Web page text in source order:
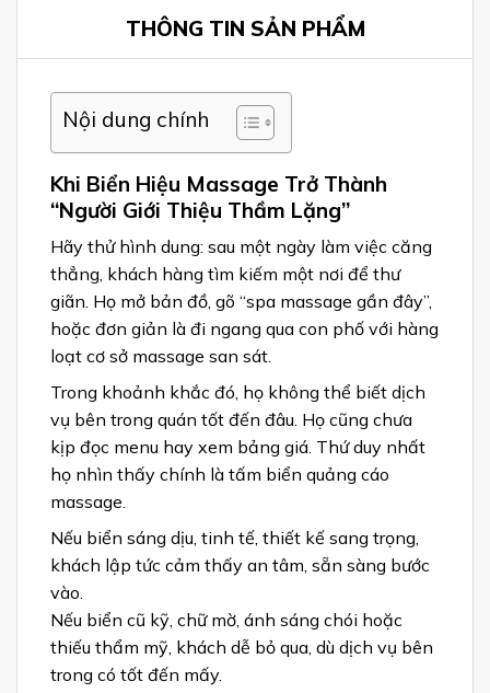
THÔNG TIN SẢN PHẨM
Nội dung chính
Khi Biển Hiệu Massage Trở Thành
“Người Giới Thiệu Thầm Lặng”
Hãy thử hình dung: sau một ngày làm việc căng
thẳng, khách hàng tìm kiếm một nơi để thư
giãn. Họ mở bản đồ, gõ “spa massage gần đây”,
hoặc đơn giản là đi ngang qua con phố với hàng
loạt cơ sở massage san sát.
Trong khoảnh khắc đó, họ không thể biết dịch
vụ bên trong quán tốt đến đâu. Họ cũng chưa
kịp đọc menu hay xem bảng giá. Thứ duy nhất
họ nhìn thấy chính là tấm biển quảng cáo
massage.
Nếu biển sáng dịu, tinh tế, thiết kế sang trọng,
khách lập tức cảm thấy an tâm, sẵn sàng bước
vào.
Nếu biển cũ kỹ, chữ mờ, ánh sáng chói hoặc
thiếu thẩm mỹ, khách dễ bỏ qua, dù dịch vụ bên
trong có tốt đến mấy.